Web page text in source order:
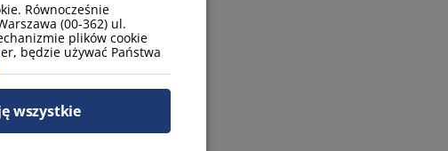
Równocześnie
(00-362) ul.
plików cookie
będzie używać Państwa
wszystkie